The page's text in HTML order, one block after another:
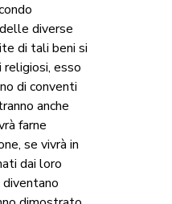
diverse
di tali beni si
esso
di conventi
anche
farne
se vivrà in
dai loro